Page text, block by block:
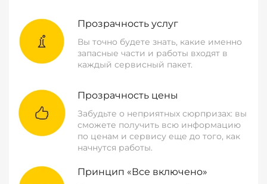
Прозрачность услуг
Вы точно будете знать, какие именно
запасные части и работы входят в
каждый сервисный пакет.
Прозрачность цены
Забудьте о неприятных сюрпризах: вы
сможете получить всю информацию
по ценам и сервису еще до того, как
начнутся работы.
Принцип «Все включено»